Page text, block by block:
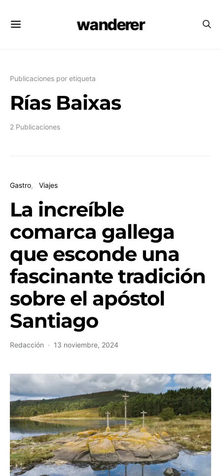
wanderer
Publicaciones por etiqueta
Rías Baixas
2 Publicaciones
Gastro Viajes
La increíble
comarca gallega
que esconde una
fascinante tradición
sobre el apóstol
Santiago
Redacción 13 noviembre, 2024